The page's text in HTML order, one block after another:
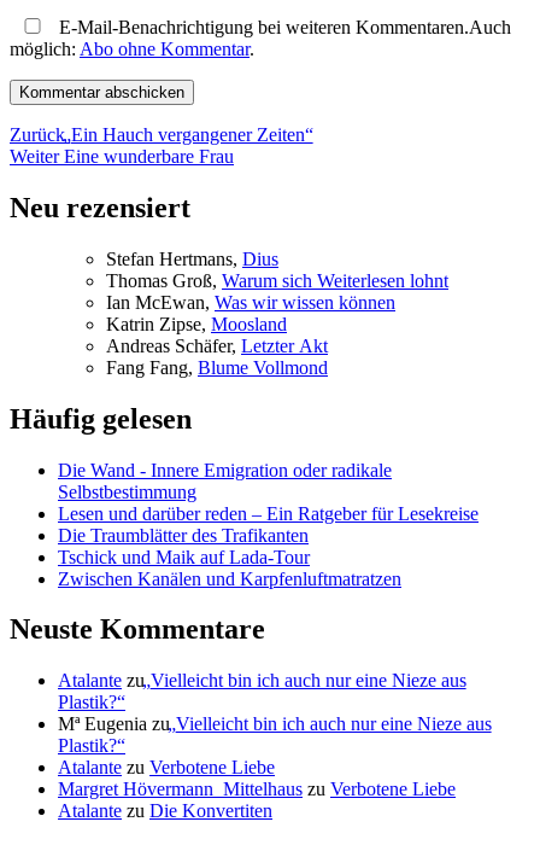
E-Mail-Benachrichtigung bei weiteren Kommentaren.Auch
möglich: Abo ohne Kommentar.
Beitragsnavigation
Zurück Vorheriger
Beitrag:
„Ein Hauch vergangener Zeiten“
Weiter Nächster
Eine wunderbare Frau
Neu rezensiert
Ste­fan Hertmans, Di­us
Tho­mas Groß, War­um sich Wei­ter­le­sen lohnt
Ian McE­wan, Was wir wis­sen können
Kat­rin Zip­se, Moos­land
An­dre­as Schä­fer, Letz­ter Akt
Fang Fang, Blu­me Vollmond
Häufig gelesen
Die Wand - Innere Emigration oder radikale
Selbstbestimmung
Lesen und darüber reden – Ein Ratgeber für Lesekreise
Die Traumblätter des Trafikanten
Tschick und Maik auf Lada-Tour
Zwischen Kanälen und Karpfenluftmatratzen
Neuste Kommentare
Atalante zu
„Vielleicht bin ich auch nur eine Nieze aus
Plastik?“
Mª Eugenia zu
„Vielleicht bin ich auch nur eine Nieze aus
Plastik?“
Atalante zu Verbotene Liebe
Margret Hövermann_Mittelhaus zu Verbotene Liebe
Atalante zu Die Konvertiten